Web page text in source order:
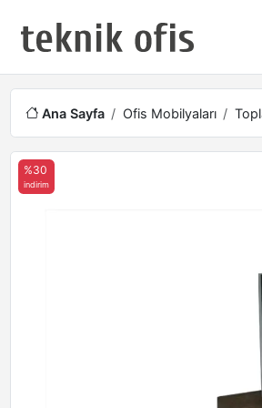
Ana Sayfa Ofis Mobilyaları
%30
indirim